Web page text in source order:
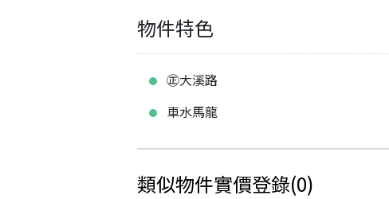
物件特色
㊣大溪路
車水馬龍
類似物件實價登錄(0)